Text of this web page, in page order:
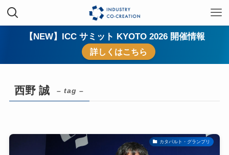
【NEW】ICC サミット KYOTO 2026 開催情報
詳しくはこちら
西野 誠 – tag –
カタパルト・グランプリ